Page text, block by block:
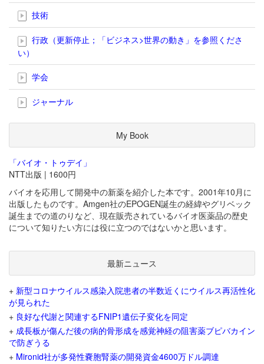
技術
行政（更新停止；「ビジネス>世界の動き」を参照くださ
い）
学会
ジャーナル
My Book
「バイオ・トゥデイ」
NTT出版 | 1600円
バイオを応用して開発中の新薬を紹介した本です。2001年10月に
出版したものです。Amgen社のEPOGEN誕生の経緯やグリベック
誕生までの道のりなど、現在販売されているバイオ医薬品の歴史
について知りたい方には役に立つのではないかと思います。
最新ニュース
+ 新型コロナウイルス感染入院患者の半数近くにウイルス再活性化
が見られた
+ 良好な代謝と関連するFNIP1遺伝子変化を同定
+ 成長板が傷んだ後の病的骨形成を感覚神経の阻害薬ブピバカイン
で防ぎうる
+ Mironid社が多発性嚢胞腎薬の開発資金4600万ドル調達